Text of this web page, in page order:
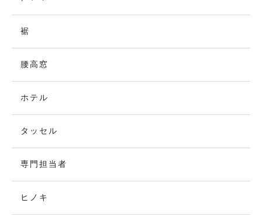
裾
腰高窓
ホテル
タッセル
専門担当者
ヒノキ